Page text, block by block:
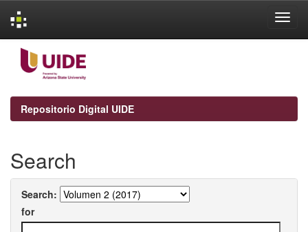
navigation
Repositorio Digital UIDE
Search
Search:
for